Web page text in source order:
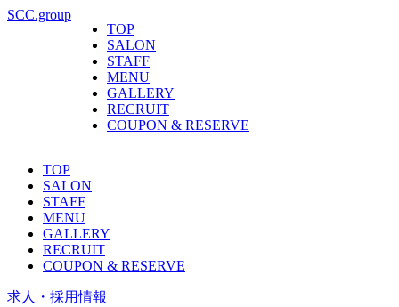
SCC.group
TOP
SALON
STAFF
MENU
GALLERY
RECRUIT
COUPON & RESERVE
TOP
SALON
STAFF
MENU
GALLERY
RECRUIT
COUPON & RESERVE
求人・採用情報